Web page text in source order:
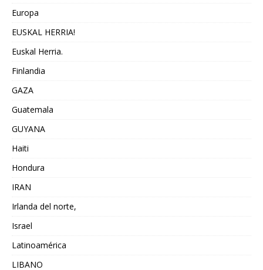
Europa
EUSKAL HERRIA!
Euskal Herria.
Finlandia
GAZA
Guatemala
GUYANA
Haiti
Hondura
IRAN
Irlanda del norte,
Israel
Latinoamérica
LIBANO